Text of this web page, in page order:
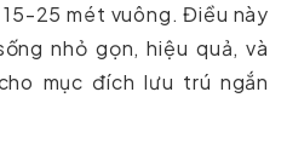
25 mét vuông. Điều này
nhỏ gọn, hiệu quả, và
mục đích lưu trú ngắn